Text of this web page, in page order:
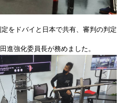
をドバイと日本で共有、審判の判定
進強化委員長が務めました。